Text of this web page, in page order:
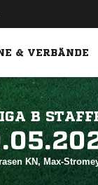
& VERBÄNDE
B
KN, Max-